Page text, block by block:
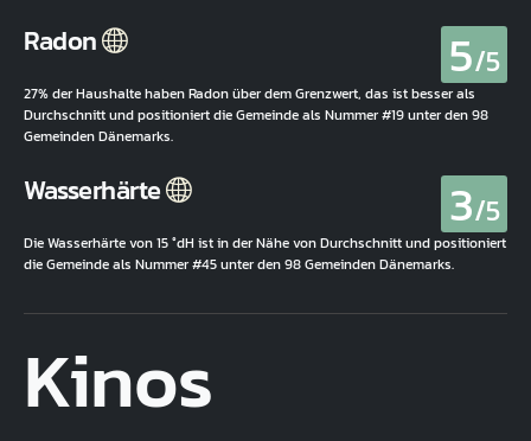
Radon 5/5
27% der Haushalte haben Radon über dem Grenzwert, das ist besser als
Durchschnitt und positioniert die Gemeinde als Nummer #19 unter den 98
Gemeinden Dänemarks.
Wasserhärte 3/5
Die Wasserhärte von 15 °dH ist in der Nähe von Durchschnitt und positioniert
die Gemeinde als Nummer #45 unter den 98 Gemeinden Dänemarks.
Kinos